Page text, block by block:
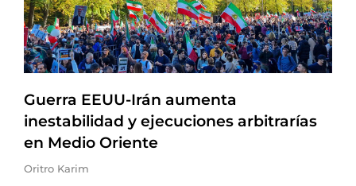
Guerra EEUU-Irán aumenta
inestabilidad y ejecuciones arbitrarías
en Medio Oriente
Oritro Karim